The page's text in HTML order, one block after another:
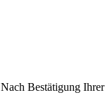
Nach Bestätigung Ihrer